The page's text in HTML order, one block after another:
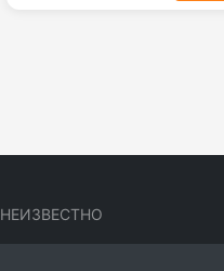
НЕИЗВЕСТНО